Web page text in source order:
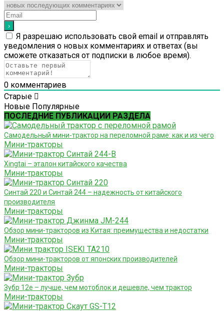
Я разрешаю использовать свой email и отправлять
уведомления о новых комментариях и ответах (вы
cможете отказаться от подписки в любое время).
0 комментариев
Старые
Новые Популярные
ПОСЛЕДНИЕ ПУБЛИКАЦИИ РАЗДЕЛА
Самодельный мини-трактор на переломной раме: как и из чего
Мини-тракторы
Xingtai – эталон китайского качества
Мини-тракторы
Синтай 220 и Синтай 244 – надежность от китайского
производителя
Мини-тракторы
Обзор мини-тракторов из Китая: преимущества и недостатки
Мини-тракторы
Обзор мини-тракторов от японских производителей
Мини-тракторы
Зубр 12е – лучше, чем мотоблок и дешевле, чем трактор
Мини-тракторы